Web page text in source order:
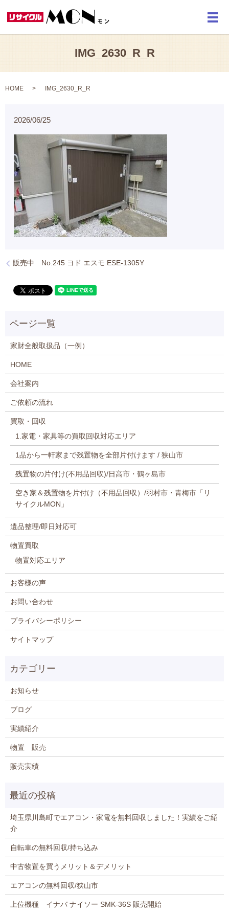
メ
IMG_2630_R_R
HOME IMG_2630_R_R
2026/06/25
販売中 No.245 ヨド エスモ ESE-1305Y
家財全般取扱品（一例）
HOME
会社案内
ご依頼の流れ
買取・回収
1.家電・家具等の買取回収対応エリア
1品から一軒家まで残置物を全部片付けます / 狭山市
残置物の片付け(不用品回収)/日高市・鶴ヶ島市
空き家＆残置物を片付け（不用品回収）/羽村市・青梅市「リ
サイクルMON」
遺品整理/即日対応可
物置買取
物置対応エリア
お客様の声
お問い合わせ
プライバシーポリシー
サイトマップ
お知らせ
ブログ
実績紹介
物置 販売
販売実績
埼玉県川島町でエアコン・家電を無料回収しました！実績をご紹
介
自転車の無料回収/持ち込み
中古物置を買うメリット＆デメリット
エアコンの無料回収/狭山市
上位機種 イナバ ナイソー SMK-36S 販売開始